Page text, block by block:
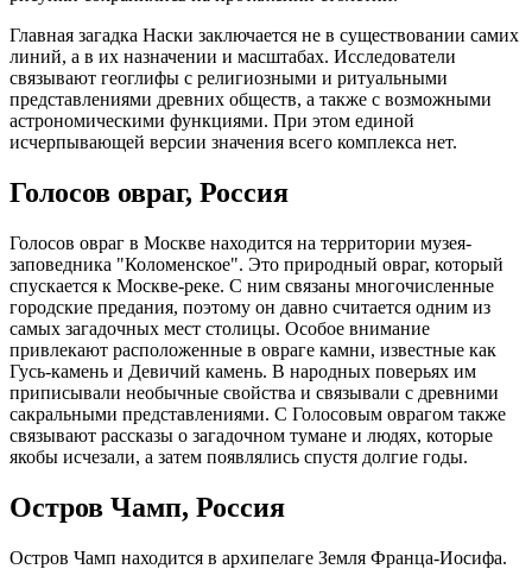
Главная загадка Наски заключается не в существовании самих
линий, а в их назначении и масштабах. Исследователи
связывают геоглифы с религиозными и ритуальными
представлениями древних обществ, а также с возможными
астрономическими функциями. При этом единой
исчерпывающей версии значения всего комплекса нет.
Голосов овраг, Россия
Голосов овраг в Москве находится на территории музея-
заповедника "Коломенское". Это природный овраг, который
спускается к Москве-реке. С ним связаны многочисленные
городские предания, поэтому он давно считается одним из
самых загадочных мест столицы. Особое внимание
привлекают расположенные в овраге камни, известные как
Гусь-камень и Девичий камень. В народных поверьях им
приписывали необычные свойства и связывали с древними
сакральными представлениями. С Голосовым оврагом также
связывают рассказы о загадочном тумане и людях, которые
якобы исчезали, а затем появлялись спустя долгие годы.
Остров Чамп, Россия
Остров Чамп находится в архипелаге Земля Франца-Иосифа.